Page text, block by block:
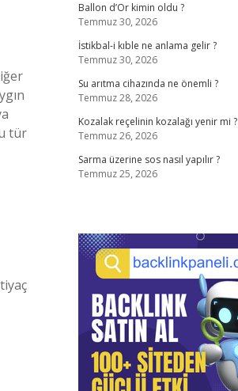
tür
Ballon d’Or kimin oldu ?
Temmuz 30, 2026
İstikbal-i kıble ne anlama gelir ?
Temmuz 30, 2026
Su arıtma cihazında ne önemli ?
Temmuz 28, 2026
Kozalak reçelinin kozalağı yenir mi ?
Temmuz 26, 2026
Sarma üzerine sos nasıl yapılır ?
Temmuz 25, 2026